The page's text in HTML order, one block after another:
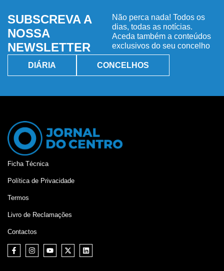
SUBSCREVA A
NOSSA
NEWSLETTER
Não perca nada! Todos os
dias, todas as notícias.
Aceda também a conteúdos
exclusivos do seu concelho
DIÁRIA CONCELHOS
Ficha Técnica
Política de Privacidade
Termos
Livro de Reclamações
Contactos